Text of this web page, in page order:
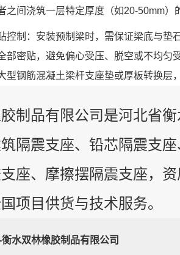
之间浇筑一层特定厚度（如20-50mm）
控制：安装预制梁时，需保证梁底与垫
部密贴，避免偏心受压、脱空或不均匀
型钢筋混凝土梁杆支座垫或厚板转换层
制品有限公司是河北省
隔震支座、铅芯隔震支
座、摩擦摆隔震支座，
项目供货与技术服务。
水双林橡胶制品有限公司